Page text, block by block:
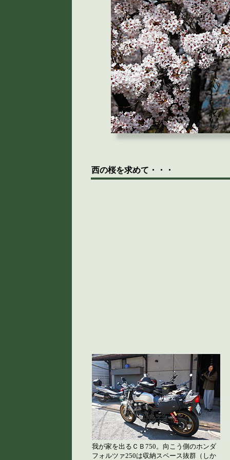
西の桜を求めて・・・
我が家を出るＣＢ750。向こう側のホンダ
フォルツァ250は収納スペース抜群（しか